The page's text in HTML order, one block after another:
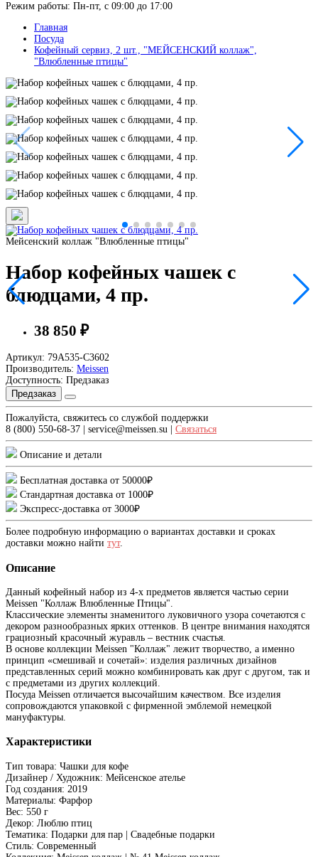
Режим работы: Пн-пт, с 09:00 до 17:00
Главная
Посуда
Кофейный сервиз, 2 шт., "МЕЙСЕНСКИЙ коллаж",
"Влюбленные птицы"
Мейсенский коллаж "Влюбленные птицы"
Набор кофейных чашек с
блюдцами, 4 пр.
38 850 ₽
Артикул: 79A535-C3602
Производитель: Meissen
Доступность: Предзаказ
Предзаказ
Пожалуйста, свяжитесь со службой поддержки
8 (800) 550-68-37 | service@meissen.su | Связаться
Описание и детали
Бесплатная доставка от 50000₽
Стандартная доставка от 1000₽
Экспресс-доставка от 3000₽
Более подробную информацию о вариантах доставки и сроках
доставки можно найти тут.
Описание
Данный кофейный набор из 4-х предметов является частью серии
Meissen "Коллаж Влюбленные Птицы".
Классические элементы знаменитого луковичного узора сочетаются с
декором разнообразных ярких оттенков. В центре внимания находятся
грациозный красочный журавль – вестник счастья.
В основе коллекции Meissen "Коллаж" лежит творчество, а именно
принцип «смешивай и сочетай»: изделия различных дизайнов
представленных серий можно комбинировать как друг с другом, так и
с предметами из других коллекций.
Посуда Meissen отличается высочайшим качеством. Все изделия
сопровождаются упаковкой с фирменной эмблемой немецкой
мануфактуры.
Характеристики
Тип товара: Чашки для кофе
Дизайнер / Художник: Мейсенское ателье
Год создания: 2019
Материалы: Фарфор
Вес: 550 г
Декор: Люблю птиц
Тематика: Подарки для пар | Свадебные подарки
Стиль: Современный